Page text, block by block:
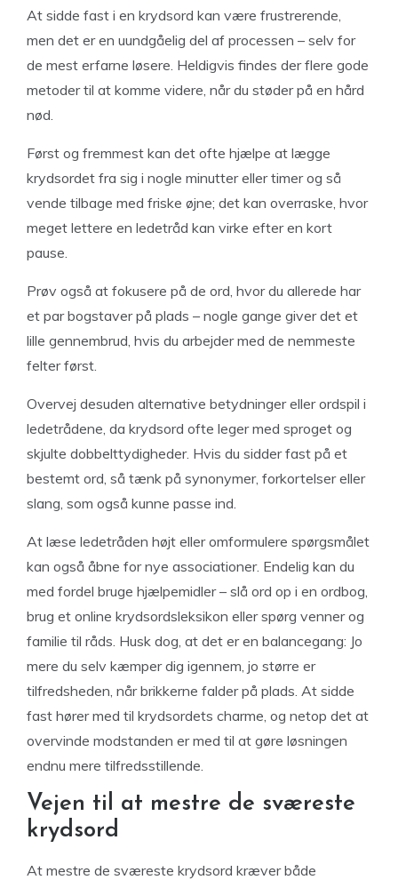
At sidde fast i en krydsord kan være frustrerende,
men det er en uundgåelig del af processen – selv for
de mest erfarne løsere. Heldigvis findes der flere gode
metoder til at komme videre, når du støder på en hård
nød.
Først og fremmest kan det ofte hjælpe at lægge
krydsordet fra sig i nogle minutter eller timer og så
vende tilbage med friske øjne; det kan overraske, hvor
meget lettere en ledetråd kan virke efter en kort
pause.
Prøv også at fokusere på de ord, hvor du allerede har
et par bogstaver på plads – nogle gange giver det et
lille gennembrud, hvis du arbejder med de nemmeste
felter først.
Overvej desuden alternative betydninger eller ordspil i
ledetrådene, da krydsord ofte leger med sproget og
skjulte dobbelttydigheder. Hvis du sidder fast på et
bestemt ord, så tænk på synonymer, forkortelser eller
slang, som også kunne passe ind.
At læse ledetråden højt eller omformulere spørgsmålet
kan også åbne for nye associationer. Endelig kan du
med fordel bruge hjælpemidler – slå ord op i en ordbog,
brug et online krydsordsleksikon eller spørg venner og
familie til råds. Husk dog, at det er en balancegang: Jo
mere du selv kæmper dig igennem, jo større er
tilfredsheden, når brikkerne falder på plads. At sidde
fast hører med til krydsordets charme, og netop det at
overvinde modstanden er med til at gøre løsningen
endnu mere tilfredsstillende.
Vejen til at mestre de sværeste
krydsord
At mestre de sværeste krydsord kræver både